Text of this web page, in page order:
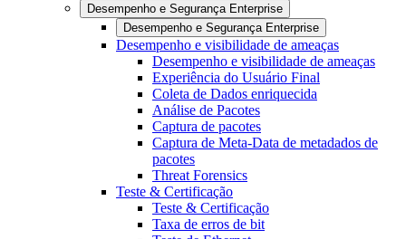
Desempenho e Segurança Enterprise
Desempenho e Segurança Enterprise
Desempenho e visibilidade de ameaças
Desempenho e visibilidade de ameaças
Experiência do Usuário Final
Coleta de Dados enriquecida
Análise de Pacotes
Captura de pacotes
Captura de Meta-Data de metadados de
pacotes
Threat Forensics
Teste & Certificação
Teste & Certificação
Taxa de erros de bit